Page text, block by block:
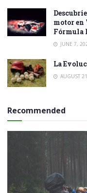
motor en
Fórmula
JUNE 7,
La
AUGUST
Recommended